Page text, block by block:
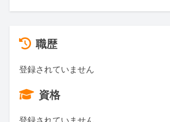
職歴
登録されていません
資格